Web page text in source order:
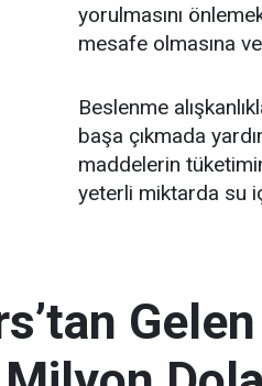
yorulmasını
mesafe olmasına
Beslenme
başa çıkmada
maddelerin
yeterli miktarda su